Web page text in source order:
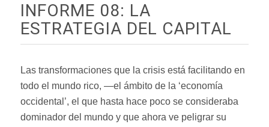
INFORME 08: LA
ESTRATEGIA DEL CAPITAL
Las transformaciones que la crisis está facilitando en
todo el mundo rico, —el ámbito de la ‘economía
occidental’, el que hasta hace poco se consideraba
dominador del mundo y que ahora ve peligrar su